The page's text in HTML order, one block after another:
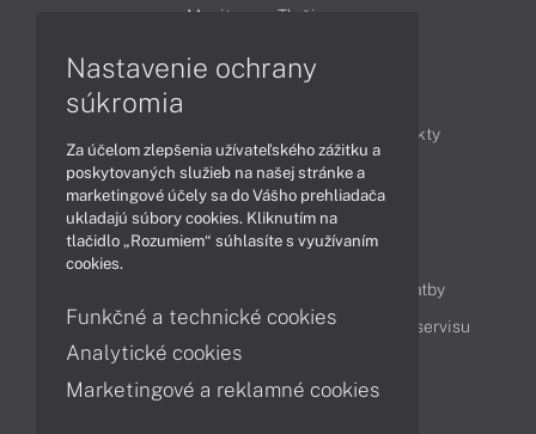
Monitory
Tlačiarne
Produkty
Technológie
Videá
Obsah
Možnosti doručenia a platby
Podpora a servis
Servisné služby Cenník servisu
Kontakty
Nastavenie ochrany
súkromia
Za účelom zlepšenia užívateľského zážitku a
poskytovaných služieb na našej stránke a
marketingové účely sa do Vášho prehliadača
ukladajú súbory cookies. Kliknutím na
tlačidlo „Rozumiem“ súhlasíte s využívaním
cookies.
Funkčné a technické cookies
Analytické cookies
Marketingové a reklamné cookies